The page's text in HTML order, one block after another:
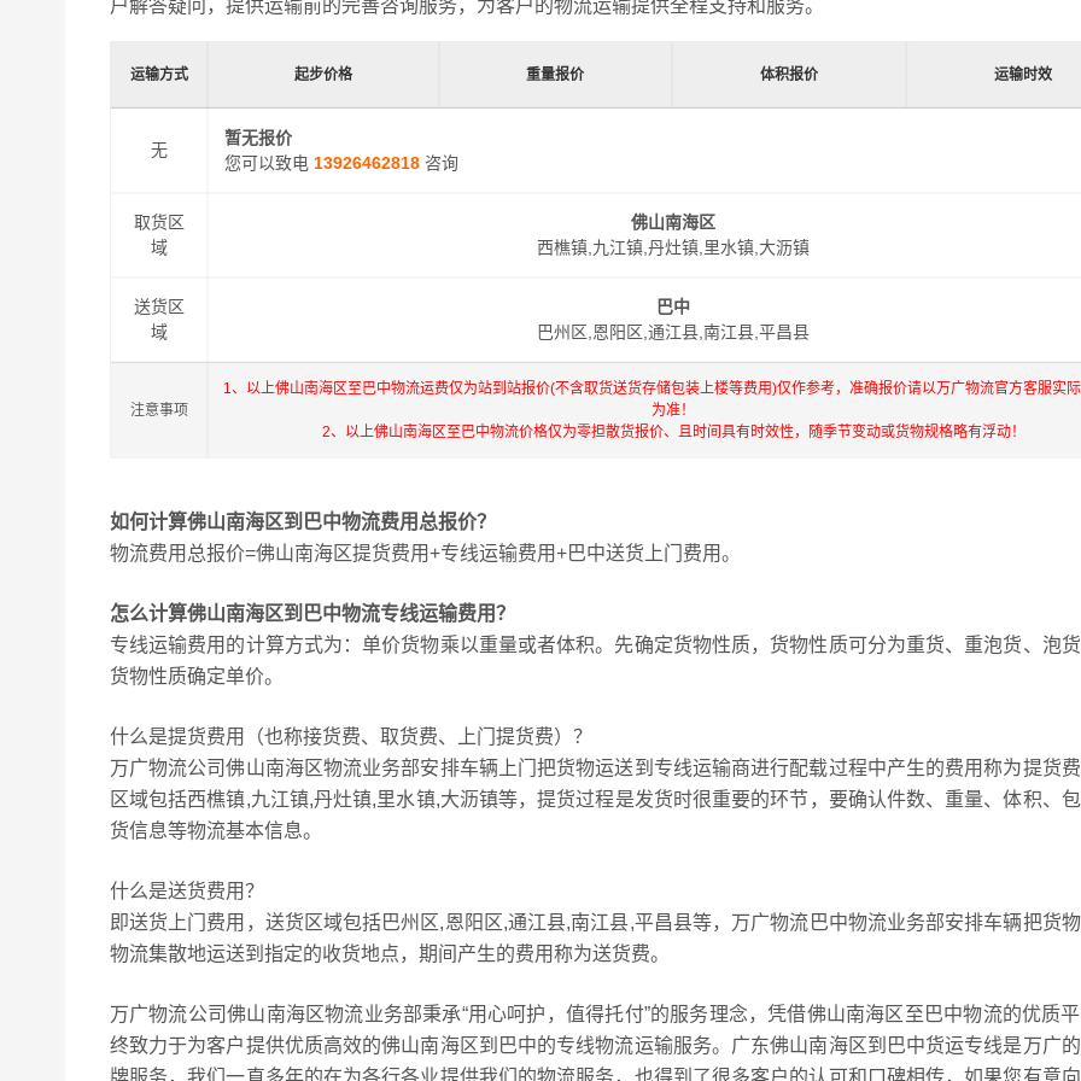
户解答疑问，提供运输前的完善咨询服务，为客户的物流运输提供全程支持和服务。
运输方式 起步价格 重量报价 体积报价 运输时效
无
暂无报价
您可以致电 13926462818咨询
取货区
域
佛山南海区
西樵镇,九江镇,丹灶镇,里水镇,大沥镇
送货区
域
巴中
巴州区,恩阳区,通江县,南江县,平昌县
注意事项
1、以上佛山南海区至巴中物流运费仅为站到站报价(不含取货送货存储包装上楼等费用)仅作参考，准确报价请以万广物流官方客服实
为准！
2、以上佛山南海区至巴中物流价格仅为零担散货报价、且时间具有时效性，随季节变动或货物规格略有浮动！
如何计算佛山南海区到巴中物流费用总报价？
物流费用总报价=佛山南海区提货费用+专线运输费用+巴中送货上门费用。
怎么计算佛山南海区到巴中物流专线运输费用？
专线运输费用的计算方式为：单价货物乘以重量或者体积。先确定货物性质，货物性质可分为重货、重泡货、泡
货物性质确定单价。
什么是提货费用（也称接货费、取货费、上门提货费）？
万广物流公司佛山南海区物流业务部安排车辆上门把货物运送到专线运输商进行配载过程中产生的费用称为提货
区域包括西樵镇,九江镇,丹灶镇,里水镇,大沥镇等，提货过程是发货时很重要的环节，要确认件数、重量、体积、
货信息等物流基本信息。
什么是送货费用？
即送货上门费用，送货区域包括巴州区,恩阳区,通江县,南江县,平昌县等，万广物流巴中物流业务部安排车辆把货
物流集散地运送到指定的收货地点，期间产生的费用称为送货费。
万广物流公司佛山南海区物流业务部秉承“用心呵护，值得托付”的服务理念，凭借佛山南海区至巴中物流的优质
终致力于为客户提供优质高效的佛山南海区到巴中的专线物流运输服务。广东佛山南海区到巴中货运专线是万广
牌服务，我们一直多年的在为各行各业提供我们的物流服务，也得到了很多客户的认可和口碑相传，如果您有意